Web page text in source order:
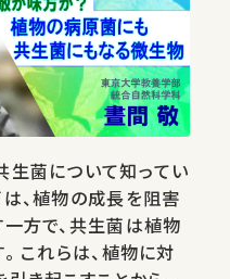
菌について知ってい
、植物の成長を阻害
方で、共生菌は植物
これらは、植物に対